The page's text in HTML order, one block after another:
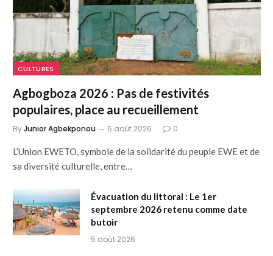
CULTURES
Agbogboza 2026 : Pas de festivités
populaires, place au recueillement
ByJunior Agbekponou 5 août 2026 0
L’Union EWETO, symbole de la solidarité du peuple EWE et de
sa diversité culturelle, entre…
Évacuation du littoral : Le 1er
septembre 2026 retenu comme date
butoir
5 août 2026